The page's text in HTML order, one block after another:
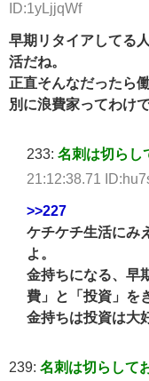
ID:1yLjjqWf
早期リタイアしてる
活だね。
正直そんなだったら
別に浪費家ってわけ
233: 名刺は切らし
21:12:38.71
>>227
ケチケチ生活にみ
よ。
金持ちになる、早
費」と「投資」を
金持ちは投資は大
239: 名刺は切らして